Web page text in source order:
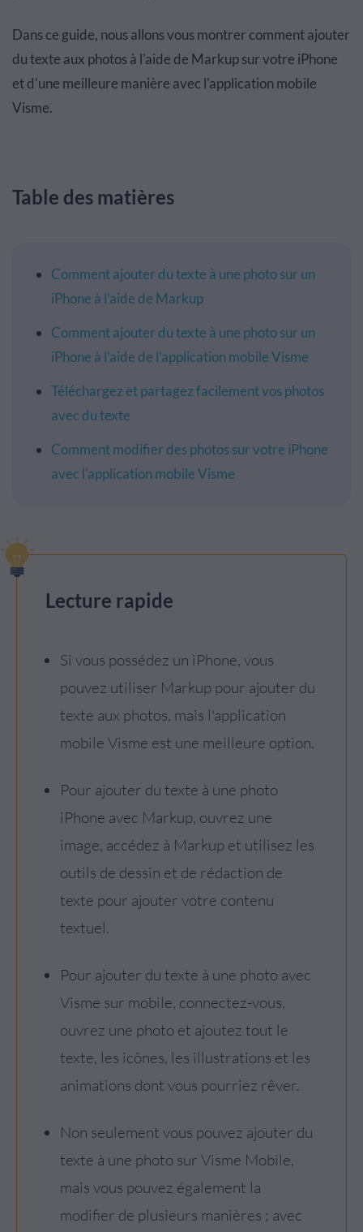
Dans ce guide, nous allons vous montrer comment ajouter
du texte aux photos à l'aide de Markup sur votre iPhone
et d'une meilleure manière avec l'application mobile
Visme.
Table des matières
Comment ajouter du texte à une photo sur un
iPhone à l'aide de Markup
Comment ajouter du texte à une photo sur un
iPhone à l'aide de l'application mobile Visme
Téléchargez et partagez facilement vos photos
avec du texte
Comment modifier des photos sur votre iPhone
avec l'application mobile Visme
Lecture rapide
Si vous possédez un iPhone, vous
pouvez utiliser Markup pour ajouter du
texte aux photos, mais l'application
mobile Visme est une meilleure option.
Pour ajouter du texte à une photo
iPhone avec Markup, ouvrez une
image, accédez à Markup et utilisez les
outils de dessin et de rédaction de
texte pour ajouter votre contenu
textuel.
Pour ajouter du texte à une photo avec
Visme sur mobile, connectez-vous,
ouvrez une photo et ajoutez tout le
texte, les icônes, les illustrations et les
animations dont vous pourriez rêver.
Non seulement vous pouvez ajouter du
texte à une photo sur Visme Mobile,
mais vous pouvez également la
modifier de plusieurs manières ; avec